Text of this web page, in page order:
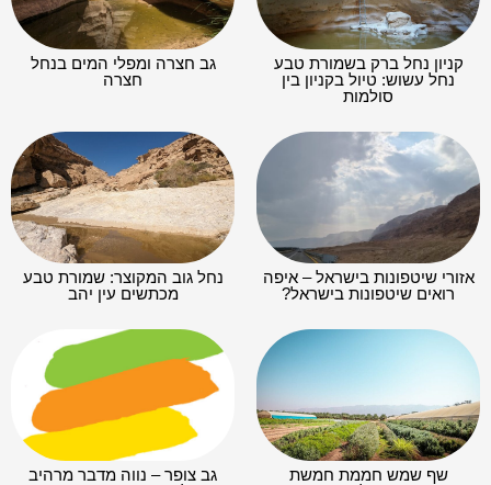
קניון נחל ברק בשמורת טבע
נחל עשוש: טיול בקניון בין
סולמות
גב חצרה ומפלי המים בנחל
חצרה
אזורי שיטפונות בישראל – איפה
רואים שיטפונות בישראל?
נחל גוב המקוצר: שמורת טבע
מכתשים עין יהב
שף שמש חממת חמשת
גב צופר – נווה מדבר מרהיב